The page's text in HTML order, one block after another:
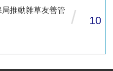
推動雜草友善管
/ 10